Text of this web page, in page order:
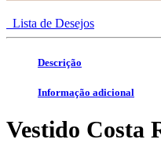
Lista de Desejos
Descrição
Informação adicional
Vestido Costa